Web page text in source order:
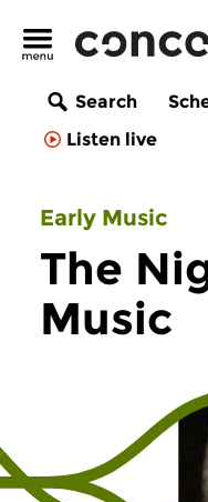
Search
Listen live
Early Music
The
Music